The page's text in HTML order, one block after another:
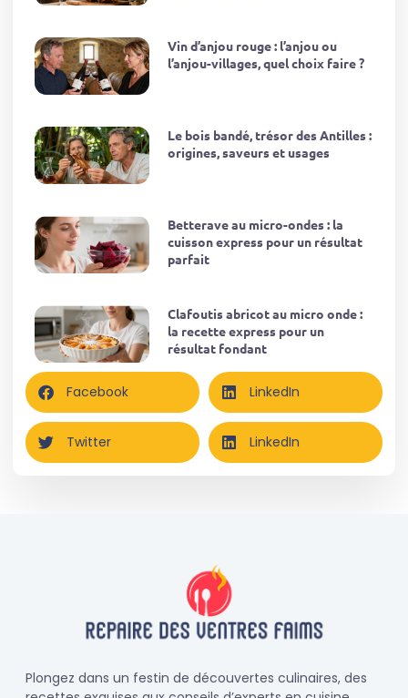
Vin d’anjou rouge : l’anjou ou
l’anjou-villages, quel choix faire ?
Le bois bandé, trésor des Antilles :
origines, saveurs et usages
Betterave au micro-ondes : la
cuisson express pour un résultat
parfait
Clafoutis abricot au micro onde :
la recette express pour un
résultat fondant
Facebook LinkedIn
Twitter LinkedIn
Plongez dans un festin de découvertes culinaires, des